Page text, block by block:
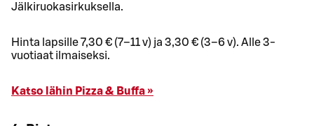
Jälkiruokasirkuksella.
Hinta lapsille 7,30 € (7–11 v) ja 3,30 € (3–6 v). Alle 3-
vuotiaat ilmaiseksi.
Katso lähin Pizza & Buffa »